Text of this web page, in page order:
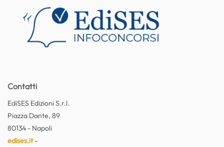
Contatti
EdiSES Edizioni S.r.l.
Piazza Dante, 89
80134 - Napoli
edises.it-